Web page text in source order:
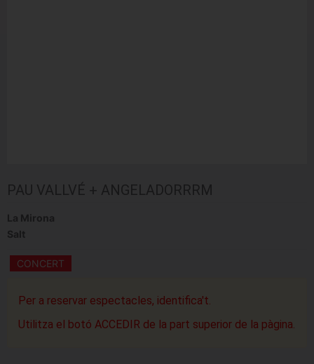
PAU VALLVÉ + ANGELADORRRM
La Mirona
Salt
CONCERT
Per a reservar espectacles, identifica't.
Utilitza el botó ACCEDIR de la part superior de la pàgina.